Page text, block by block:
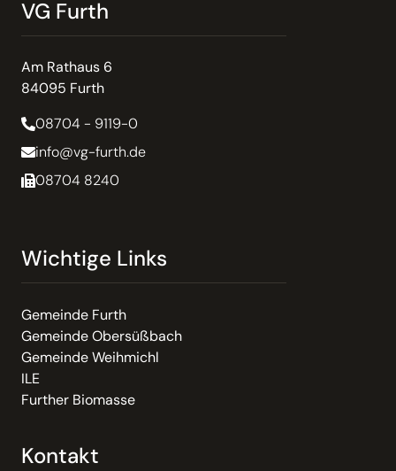
VG Furth
Am Rathaus 6
84095 Furth
08704 - 9119-0
info@vg-furth.de
08704 8240
Wichtige Links
Gemeinde Furth
Gemeinde Obersüßbach
Gemeinde Weihmichl
ILE
Further Biomasse
Kontakt